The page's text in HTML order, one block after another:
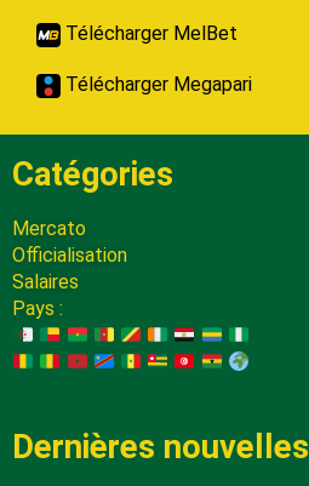
Télécharger MelBet
Télécharger Megapari
Catégories
Mercato
Officialisation
Salaires
Pays :
Dernières nouvelles